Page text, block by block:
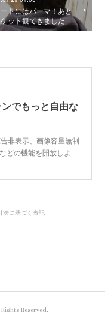
トにはパーマ！あと
ット観てきました
でもっと自由な
非表示、画像容量無制
どの機能を開放しよ
法に基づく表記
Reserved.